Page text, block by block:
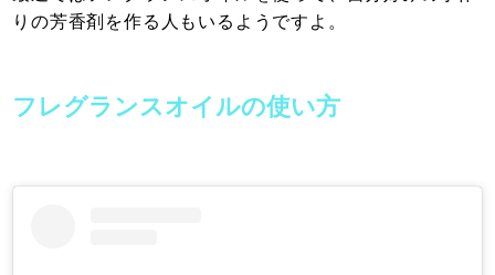
りの芳香剤を作る人もいるようですよ。
フレグランスオイルの使い方